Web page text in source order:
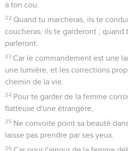
à ton cou.
22 Quand tu marcheras, ils te
coucheras, ils te garderont ; quand
parleront.
23 Car le commandement est une
une lumière, et les corrections
chemin de la vie.
24 Pour te garder de la femme
flatteuse d'une étrangère,
25 Ne convoite point sa beauté
laisse pas prendre par ses yeux.
26